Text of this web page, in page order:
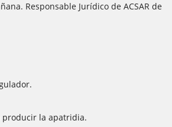
Responsable Jurídico de ACSAR de
producir la apatridia.